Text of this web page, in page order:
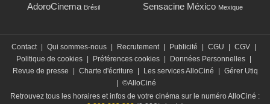
AdoroCinema Brésil Sensacine México Mexique
Contact | Qui sommes-nous | Recrutement | Publicité | CGU | CGV |
Politique de cookies | Préférences cookies | Données Personnelles |
Revue de presse
| Charte d'écriture | Les services AlloCiné | Gérer Utiq
| ©AlloCiné
Retrouvez tous les horaires et infos de votre cinéma sur le numéro AlloCiné :